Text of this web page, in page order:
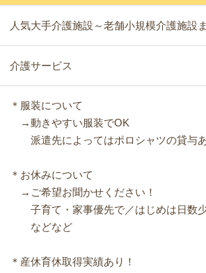
人気大手介護施設～老舗小規模介護施設
介護サービス
＊服装について
→動きやすい服装でOK
派遣先によってはポロシャツの貸与
＊お休みについて
→ご希望お聞かせください！
子育て・家事優先で／はじめは日数
などなど
＊産休育休取得実績あり！